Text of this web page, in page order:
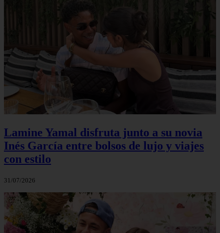
Lamine Yamal disfruta junto a su novia
Inés García entre bolsos de lujo y viajes
con estilo
31/07/2026